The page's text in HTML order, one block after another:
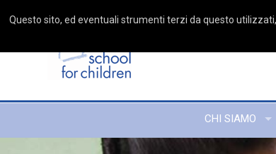
CHI SIAMO
Questo sito, ed eventuali strumenti terzi da questo